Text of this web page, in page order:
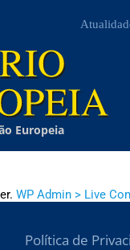
Europeia
WP Admin > Live
Política de